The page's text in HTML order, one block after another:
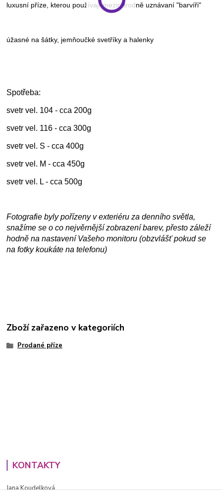
luxusní příze, kterou používají mezinárodně uznávaní "barvíři"
úžasné na šátky, jemňoučké svetříky a halenky
Spotřeba:
svetr vel. 104 - cca 200g
svetr vel. 116 - cca 300g
svetr vel. S - cca 400g
svetr vel. M - cca 450g
svetr vel. L - cca 500g
Fotografie byly pořízeny v exteriéru za denního světla,
snažíme se o co nejvěrnější zobrazení barev, přesto záleží
hodně na nastavení Vašeho monitoru (obzvlášť pokud se
na fotky koukáte na telefonu)
Zboží zařazeno v kategoriích
Prodané příze
KONTAKTY
Jana Koudelková